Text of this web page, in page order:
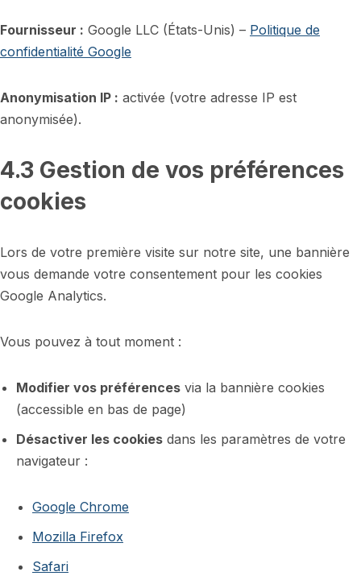
Fournisseur : Google LLC (États-Unis) – Politique de
confidentialité Google
Anonymisation IP : activée (votre adresse IP est
anonymisée).
4.3 Gestion de vos préférences
cookies
Lors de votre première visite sur notre site, une bannière
vous demande votre consentement pour les cookies
Google Analytics.
Vous pouvez à tout moment :
Modifier vos préférences via la bannière cookies
(accessible en bas de page)
Désactiver les cookies dans les paramètres de votre
navigateur :
Google Chrome
Mozilla Firefox
Safari